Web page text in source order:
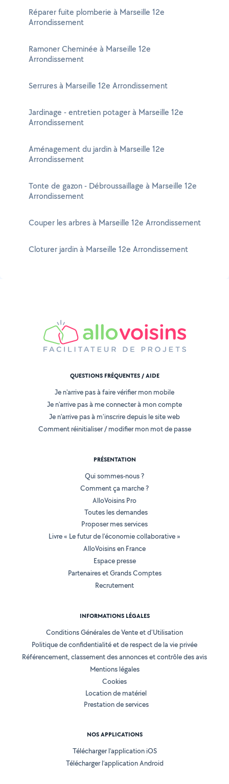
Réparer fuite plomberie à Marseille 12e
Arrondissement
Ramoner Cheminée à Marseille 12e
Arrondissement
Serrures à Marseille 12e Arrondissement
Jardinage - entretien potager à Marseille 12e
Arrondissement
Aménagement du jardin à Marseille 12e
Arrondissement
Tonte de gazon - Débroussaillage à Marseille 12e
Arrondissement
Couper les arbres à Marseille 12e Arrondissement
Cloturer jardin à Marseille 12e Arrondissement
QUESTIONS FRÉQUENTES / AIDE
Je n'arrive pas à faire vérifier mon mobile
Je n'arrive pas à me connecter à mon compte
Je n'arrive pas à m'inscrire depuis le site web
Comment réinitialiser / modifier mon mot de passe
PRÉSENTATION
Qui sommes-nous ?
Comment ça marche ?
AlloVoisins Pro
Toutes les demandes
Proposer mes services
Livre « Le futur de l'économie collaborative »
AlloVoisins en France
Espace presse
Partenaires et Grands Comptes
Recrutement
INFORMATIONS LÉGALES
Conditions Générales de Vente et d'Utilisation
Politique de confidentialité et de respect de la vie privée
Référencement, classement des annonces et contrôle des avis
Mentions légales
Cookies
Location de matériel
Prestation de services
NOS APPLICATIONS
Télécharger l’application iOS
Télécharger l’application Android